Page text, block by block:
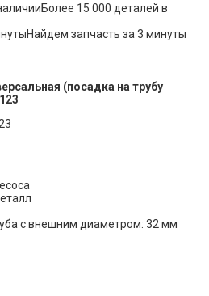
Более 15 000 деталей в
Найдем запчасть за 3 минуты
(посадка на трубу
с внешним диаметром: 32 мм